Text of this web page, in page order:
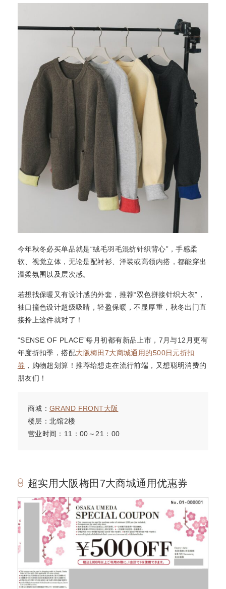
今年秋冬必买单品就是“绒毛羽毛混纺针织背心”，手感柔
软、视觉立体，无论是配衬衫、洋装或高领内搭，都能穿出
温柔氛围以及层次感。
若想找保暖又有设计感的外套，推荐“双色拼接针织大衣”，
袖口撞色设计超级吸睛，轻盈保暖，不显厚重，秋冬出门直
接拎上这件就对了！
“SENSE OF PLACE”每月初都有新品上市，7月与12月更有
年度折扣季，搭配大阪梅田7大商城通用的500日元折扣
券 ，购物超划算！推荐给想走在流行前端，又想聪明消费的
朋友们！
商城： GRAND FRONT大阪
楼层：北馆2楼
营业时间：11：00～21：00
超实用大阪梅田7大商城通用优惠券